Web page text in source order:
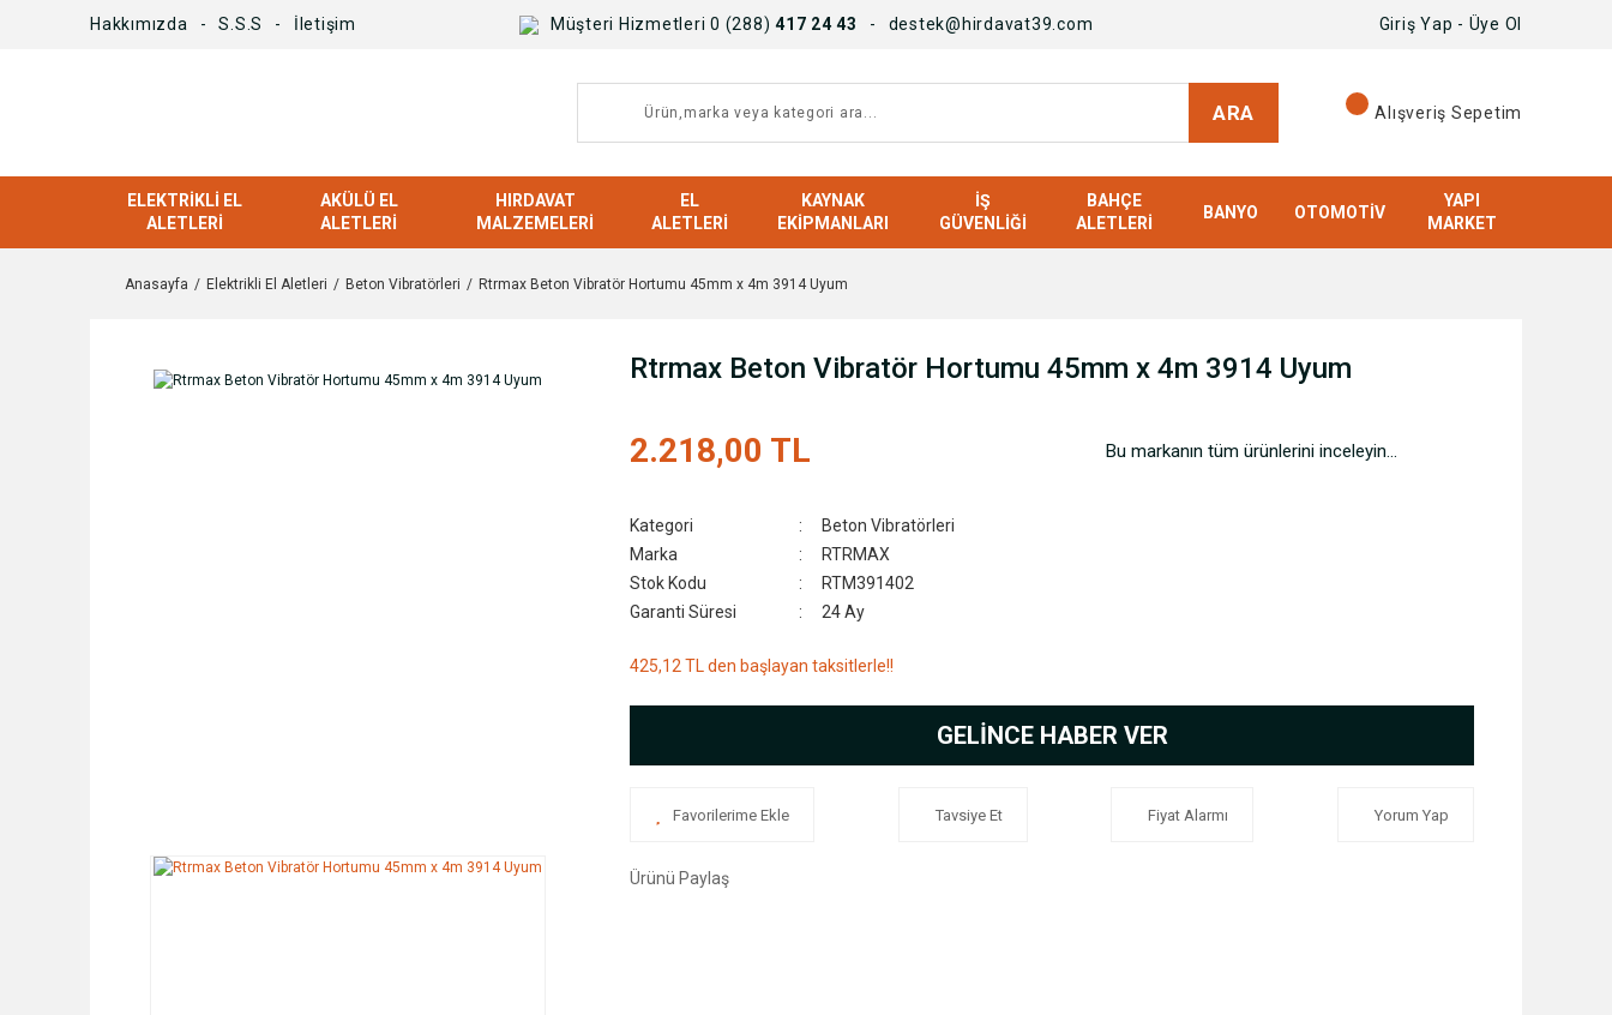
Hakkımızda S.S.S İletişim Müşteri Hizmetleri 0 (288) 417 24 43 destek@hirdavat39.com Giriş Yap - Üye Ol
ARA Alışveriş Sepetim
ELEKTRIKLI EL
ALETLERI
AKÜLÜ EL
ALETLERI
HIRDAVAT
MALZEMELERI
EL
ALETLERI
KAYNAK
EKIPMANLARI
İŞ
GÜVENLIĞI
BAHÇE
ALETLERI
BANYO OTOMOTIV
YAPI
MARKET
Anasayfa Elektrikli El Aletleri Beton Vibratörleri Rtrmax Beton Vibratör Hortumu 45mm x 4m 3914 Uyum
Rtrmax Beton Vibratör Hortumu 45mm x 4m 3914 Uyum
2.218,00 TL Bu markanın tüm ürünlerini inceleyin...
Kategori
Beton Vibratörleri
Marka
RTRMAX
Stok Kodu
RTM391402
Garanti Süresi
24 Ay
425,12 TL den başlayan taksitlerle!!
GELİNCE HABER VER
Tavsiye Et Fiyat Alarmı Yorum Yap
Ürünü Paylaş